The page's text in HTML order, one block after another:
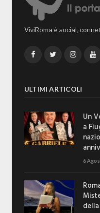
ViviRoma è social,
FacebookTwitter
ULTIMI ARTICOLI
Un
a
6